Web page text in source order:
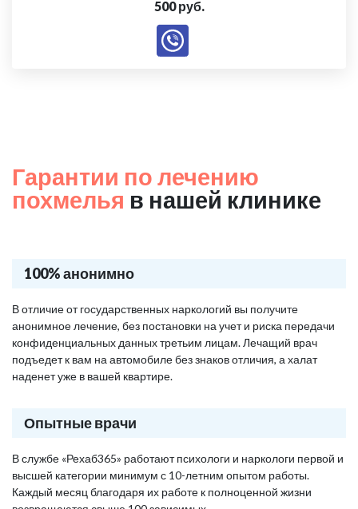
500 руб.
Гарантии по лечению
похмелья в нашей клинике
100% анонимно
В отличие от государственных наркологий вы получите
анонимное лечение, без постановки на учет и риска передачи
конфиденциальных данных третьим лицам. Лечащий врач
подъедет к вам на автомобиле без знаков отличия, а халат
наденет уже в вашей квартире.
Опытные врачи
В службе «Рехаб365» работают психологи и наркологи первой и
высшей категории минимум с 10-летним опытом работы.
Каждый месяц благодаря их работе к полноценной жизни